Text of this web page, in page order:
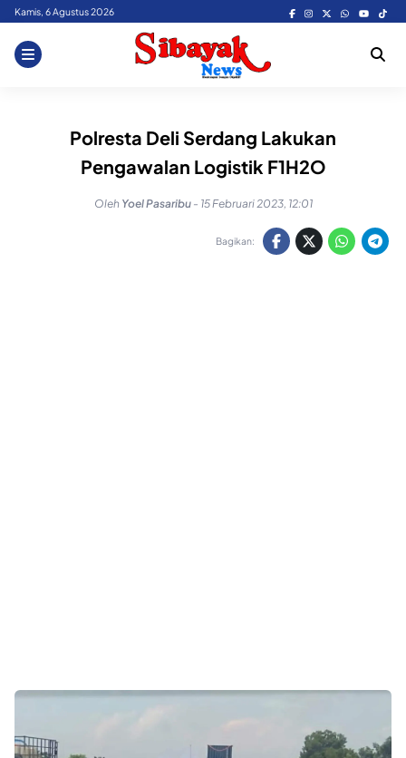
Skip
content
Kamis, 6 Agustus 2026
Polresta Deli Serdang Lakukan
Pengawalan Logistik F1H2O
Oleh Yoel Pasaribu - 15 Februari 2023, 12:01
Bagikan: